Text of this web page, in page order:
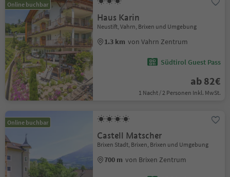
Online buchbar
Haus Karin
Neustift, Vahrn, Brixen und Umgebung
1.3 km von Vahrn Zentrum
Südtirol Guest Pass
ab 82€
1 Nacht / 2 Personen Inkl. MwSt.
Online buchbar
Castell Matscher
Brixen Stadt, Brixen, Brixen und Umgebung
700 m von Brixen Zentrum